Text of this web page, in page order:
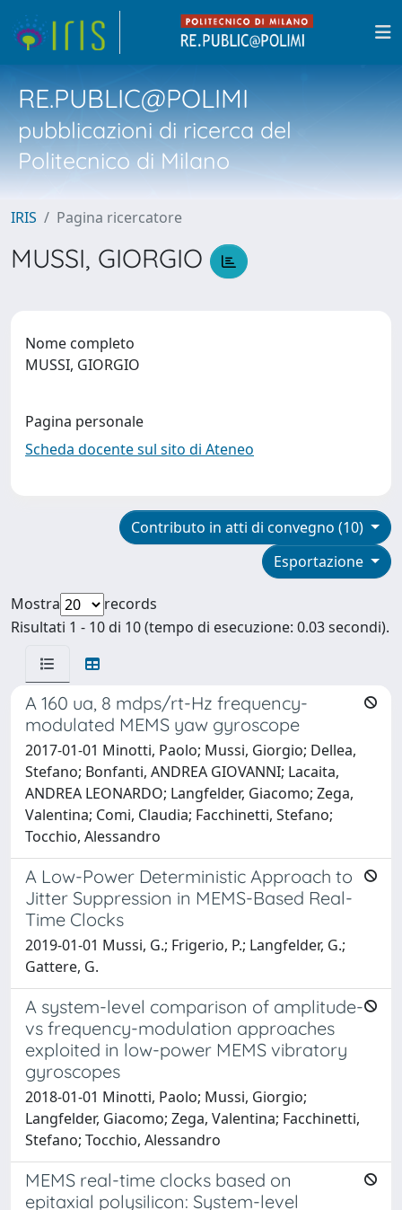
RE.PUBLIC@POLIMI
pubblicazioni di ricerca del
Politecnico di Milano
IRIS Pagina ricercatore
MUSSI, GIORGIO
Nome completo
MUSSI, GIORGIO
Pagina personale
Scheda docente sul sito di Ateneo
Contributo in atti di convegno (10)
Esportazione
Mostra
records
Risultati 1 - 10 di 10 (tempo di esecuzione: 0.03 secondi).
A 160 ua, 8 mdps/rt-Hz frequency-
modulated MEMS yaw gyroscope
2017-01-01 Minotti, Paolo; Mussi, Giorgio; Dellea,
Stefano; Bonfanti, ANDREA GIOVANNI; Lacaita,
ANDREA LEONARDO; Langfelder, Giacomo; Zega,
Valentina; Comi, Claudia; Facchinetti, Stefano;
Tocchio, Alessandro
A Low-Power Deterministic Approach to
Jitter Suppression in MEMS-Based Real-
Time Clocks
2019-01-01 Mussi, G.; Frigerio, P.; Langfelder, G.;
Gattere, G.
A system-level comparison of amplitude-
vs frequency-modulation approaches
exploited in low-power MEMS vibratory
gyroscopes
2018-01-01 Minotti, Paolo; Mussi, Giorgio;
Langfelder, Giacomo; Zega, Valentina; Facchinetti,
Stefano; Tocchio, Alessandro
MEMS real-time clocks based on
epitaxial polysilicon: System-level